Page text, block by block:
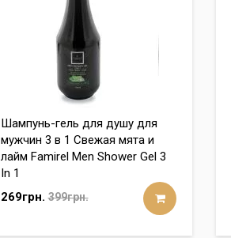
Шампунь-гель для душу для
мужчин 3 в 1 Свежая мята и
лайм Famirel Men Shower Gel 3
In 1
269грн. 399грн.